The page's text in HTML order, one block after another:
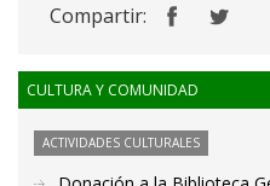
Compartir:
CULTURA Y COMUNIDAD
ACTIVIDADES CULTURALES